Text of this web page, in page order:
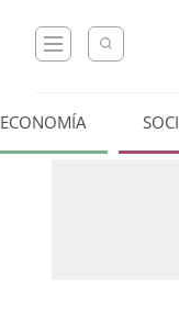
ECONOMÍA